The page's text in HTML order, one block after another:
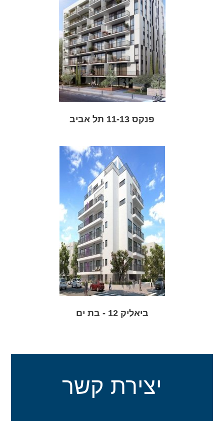
פנקס 11-13 תל אביב
ביאליק 12 - בת ים
יצירת קשר